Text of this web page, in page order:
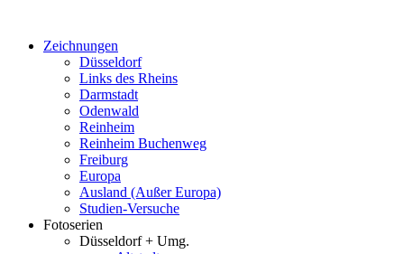
springenZeichnungen
Düsseldorf
Links des Rheins
Darmstadt
Odenwald
Reinheim
Reinheim Buchenweg
Freiburg
Europa
Ausland (Außer Europa)
Studien-Versuche
Fotoserien
Düsseldorf + Umg.